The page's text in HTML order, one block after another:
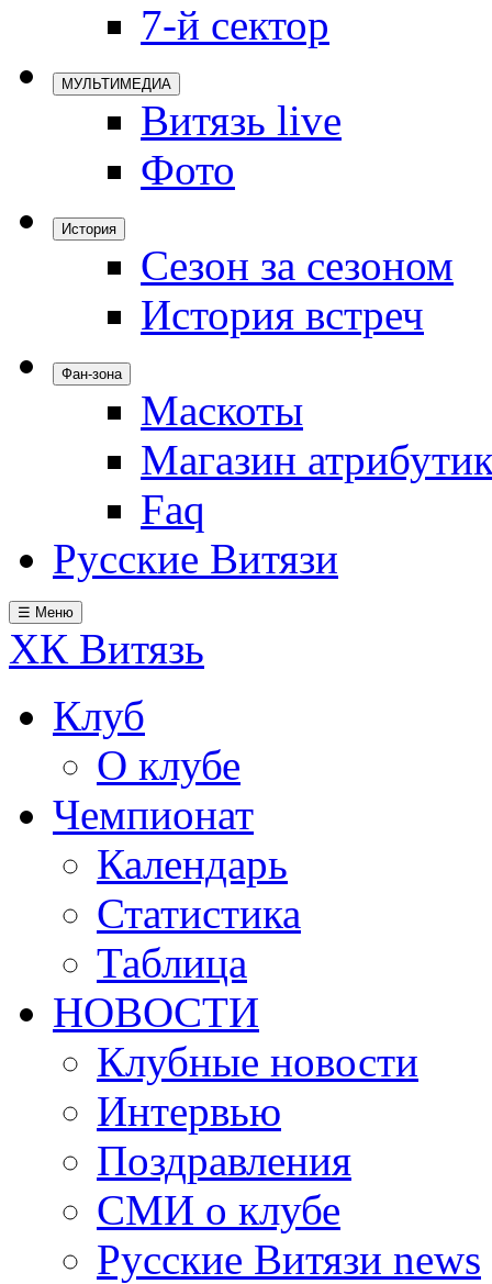
7-й сектор
МУЛЬТИМЕДИА
Витязь live
Фото
История
Сезон за сезоном
История встреч
Фан-зона
Маскоты
Магазин
Faq
Русские Витязи
☰ Меню
ХК Витязь
Клуб
О клубе
Чемпионат
Календарь
Статистика
Таблица
НОВОСТИ
Клубные новости
Интервью
Поздравления
СМИ о клубе
Русские Витязи news